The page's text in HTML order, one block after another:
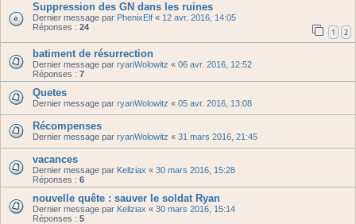
Suppression des GN dans les ruines
Dernier message par PhenixElf « 12 avr. 2016, 14:05
Réponses : 24 1 2
batiment de résurrection
Dernier message par ryanWolowitz « 06 avr. 2016, 12:52
Réponses : 7
Quetes
Dernier message par ryanWolowitz « 05 avr. 2016, 13:08
Récompenses
Dernier message par ryanWolowitz « 31 mars 2016, 21:45
vacances
Dernier message par Kellziax « 30 mars 2016, 15:28
Réponses : 6
nouvelle quête : sauver le soldat Ryan
Dernier message par Kellziax « 30 mars 2016, 15:14
Réponses : 5